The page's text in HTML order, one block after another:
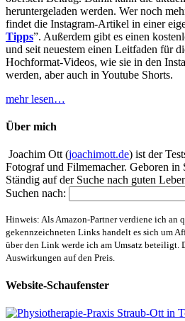
heruntergeladen werden. Wer noch
findet die Instagram-Artikel in einer
Tipps”. Außerdem gibt es einen
und seit neuestem einen Leitfaden für
Hochformat-Videos, wie sie in den
werden, aber auch in Youtube Shorts.
mehr lesen…
Über mich
Joachim Ott (joachimott.de) ist der
Fotograf und Filmemacher. Geboren in
Ständig auf der Suche nach guten
Suchen nach:
Hinweis: Als Amazon-Partner verdiene ich an
gekennzeichneten Links handelt es sich um
über den Link werde ich am Umsatz beteiligt.
Auswirkungen auf den Preis.
Website-Schaufenster